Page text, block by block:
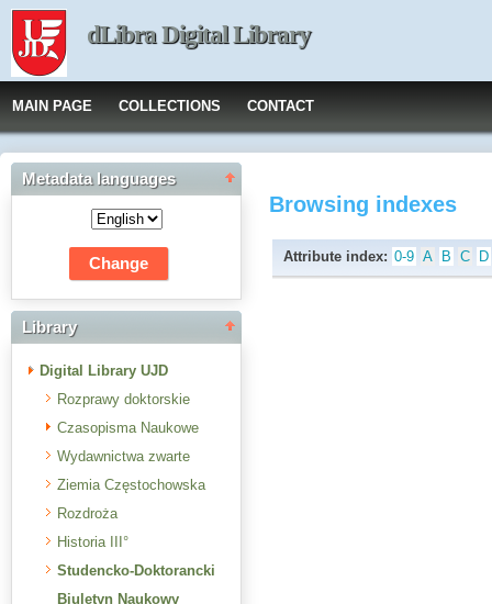
dLibra Digital Library
MAIN PAGE COLLECTIONS CONTACT
Metadata languages
Library
Digital Library UJD
Rozprawy doktorskie
Czasopisma Naukowe
Wydawnictwa zwarte
Ziemia Częstochowska
Rozdroża
Historia III°
Studencko-Doktorancki
Biuletyn Naukowy
Browsing indexes
Attribute index: 0-9 A B C D